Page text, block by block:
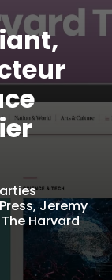
Jeremy
Harvard